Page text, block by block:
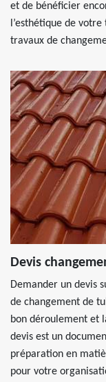
et de bénéficier
l’esthétique de
travaux de
Devis
Demander un devis
de changement de
bon déroulement et
devis est un
préparation en
pour votre